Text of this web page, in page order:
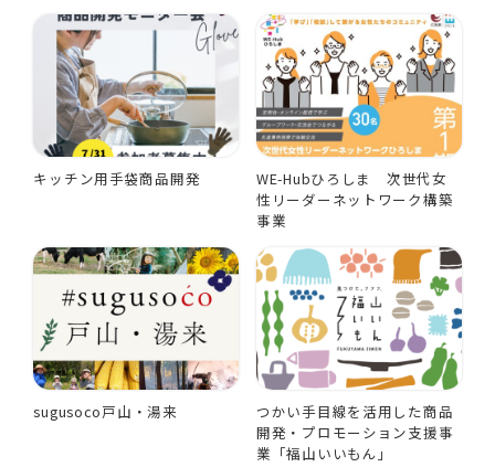
キッチン用手袋商品開発
WE-Hubひろしま 次世代女
性リーダーネットワーク構築
事業
sugusoco戸山・湯来
つかい手目線を活用した商品
開発・プロモーション支援事
業「福山いいもん」